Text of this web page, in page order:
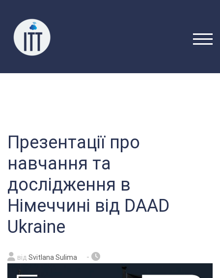
вмісту
Презентації про
навчання та
дослідження в
Німеччині від DAAD
Ukraine
від Svitlana Sulima -